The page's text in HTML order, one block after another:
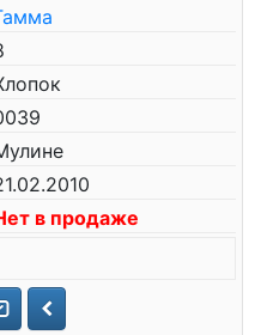
в продаже